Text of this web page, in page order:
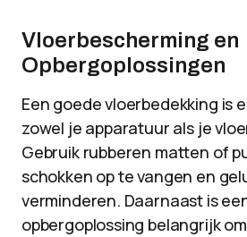
Vloerbescherming en
Opbergoplossingen
Een goede vloerbedekking is
zowel je apparatuur als je
Gebruik rubberen matten of
schokken op te vangen en
verminderen. Daarnaast is
opbergoplossing belangrijk